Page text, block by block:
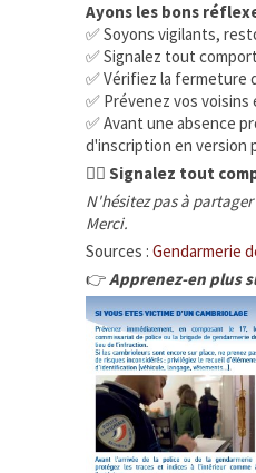
Ayons les bons
✅ Soyons vigilants,
✅ Signalez tout
✅ Vérifiez la fermeture
✅ Prévenez vos voisins
✅ Avant une absence
d'inscription en version
👮‍♂️ Signalez tout
N'hésitez pas à
Merci.
Sources : Gendarmerie
👉Apprenez-en plus